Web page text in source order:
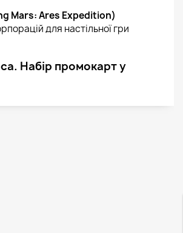
Mars: Ares Expedition)
для настільної гри
Набір промокарт у